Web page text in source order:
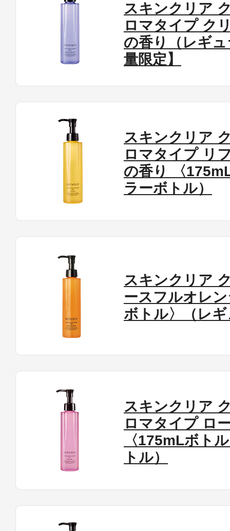
ドレススノー
ドレスリフト
プリマモイスト
クレンズオイル
ボディケア
スキンケア
スキンクリア
ロマタイプ ク
の香り（レギ
量限定】
スキンクリア
ロマタイプ リ
の香り 〈
ラーボトル）
スキンクリア
ースフルオレ
ボトル〉（レ
スキンクリア
ロマタイプ ロ
〈175mLボト
トル）